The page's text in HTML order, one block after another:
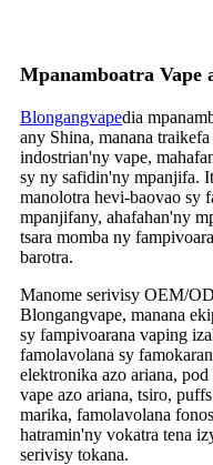
Mpanamboatra
Blongangvapedia
any Shina, manana
indostrian'ny vape,
sy ny safidin'ny mpanjifa.
manolotra hevi-baovao sy
mpanjifany, ahafahan'ny
tsara momba ny
barotra.
Manome serivisy OEM/
Blongangvape, manana
sy fampivoarana vaping
famolavolana sy
elektronika azo ariana,
vape azo ariana, tsiro,
marika, famolavolana
hatramin'ny vokatra tena
serivisy tokana.